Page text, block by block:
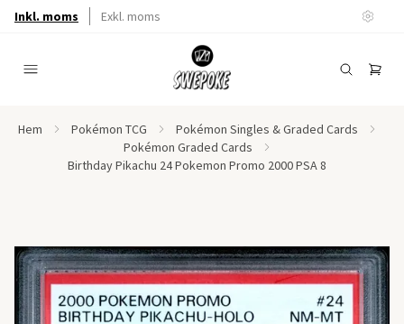
Inkl. moms Exkl. moms
Hem Pokémon TCG
Pokémon Singles & Graded Cards
Pokémon Graded Cards
Birthday Pikachu 24 Pokemon Promo 2000 PSA 8